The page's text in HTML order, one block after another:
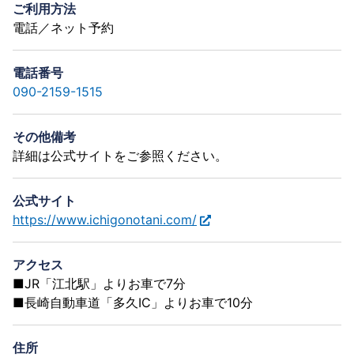
ご利用方法
電話／ネット予約
電話番号
090-2159-1515
その他備考
詳細は公式サイトをご参照ください。
公式サイト
https://www.ichigonotani.com/
アクセス
■JR「江北駅」よりお車で7分
■長崎自動車道「多久IC」よりお車で10分
住所